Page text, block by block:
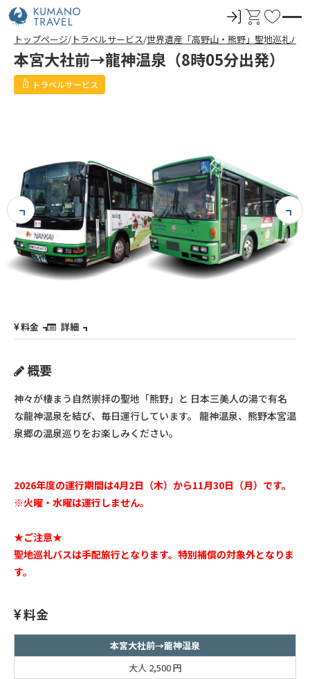
ロ
グ
イ
ン
カ
ー
ト
お
気
に
入
トップページ トラベルサービス 世界遺産「高野山・熊野」聖地巡礼バス
本宮大社前→龍神温泉（8時05分出発）
トラベルサービス
料金 詳細
概要
神々が棲まう自然崇拝の聖地「熊野」と 日本三美人の湯で有名
な龍神温泉を結び、毎日運行しています。 龍神温泉、熊野本宮温
泉郷の温泉巡りをお楽しみください。
2026年度の運行期間は4月2日（木）から11月30日（月）です。
※火曜・水曜は運行しません。
★ご注意★
聖地巡礼バスは手配旅行となります。特別補償の対象外となりま
す。
料金
本宮大社前→龍神温泉
大人 2,500 円